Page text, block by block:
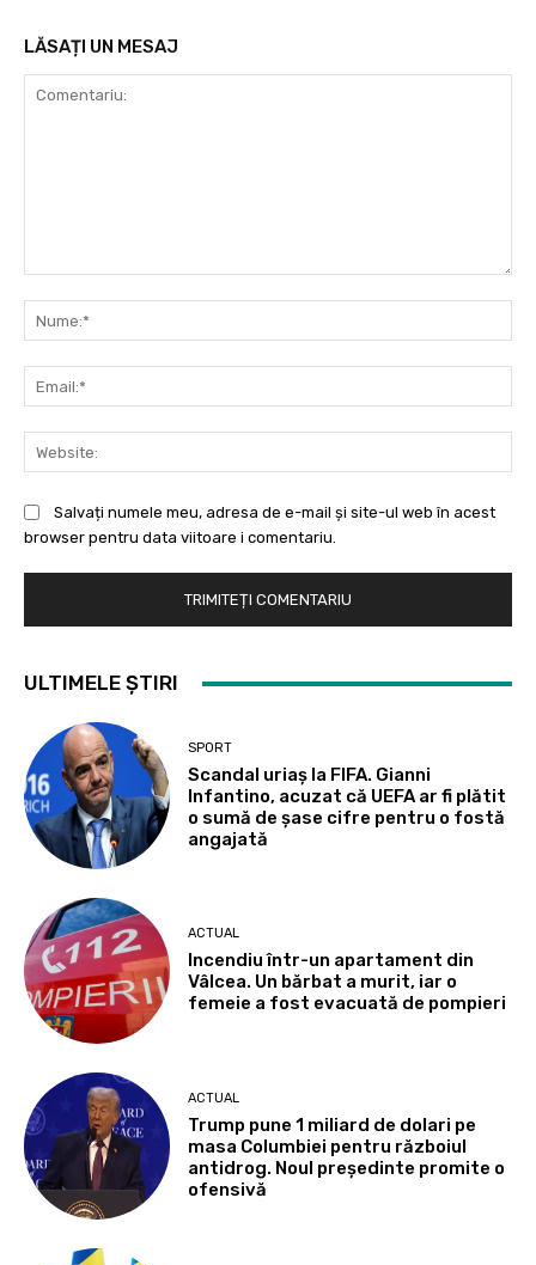
LĂSAȚI UN MESAJ
Salvați numele meu, adresa de e-mail și site-ul web în acest
browser pentru data viitoare i comentariu.
ULTIMELE ȘTIRI
SPORT
Scandal uriaș la FIFA. Gianni
Infantino, acuzat că UEFA ar fi plătit
o sumă de șase cifre pentru o fostă
angajată
ACTUAL
Incendiu într-un apartament din
Vâlcea. Un bărbat a murit, iar o
femeie a fost evacuată de pompieri
ACTUAL
Trump pune 1 miliard de dolari pe
masa Columbiei pentru războiul
antidrog. Noul președinte promite o
ofensivă